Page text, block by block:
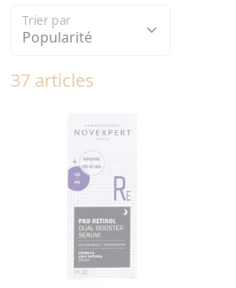
Trier par
37 articles